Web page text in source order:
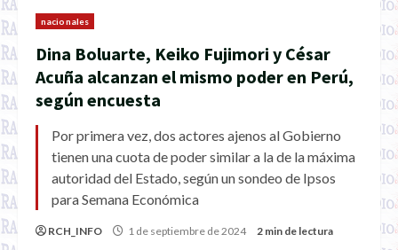
nacionales
Dina Boluarte, Keiko Fujimori y César
Acuña alcanzan el mismo poder en Perú,
según encuesta
Por primera vez, dos actores ajenos al Gobierno
tienen una cuota de poder similar a la de la máxima
autoridad del Estado, según un sondeo de Ipsos
para Semana Económica
RCH_INFO 1 de septiembre de 2024 2 min de lectura